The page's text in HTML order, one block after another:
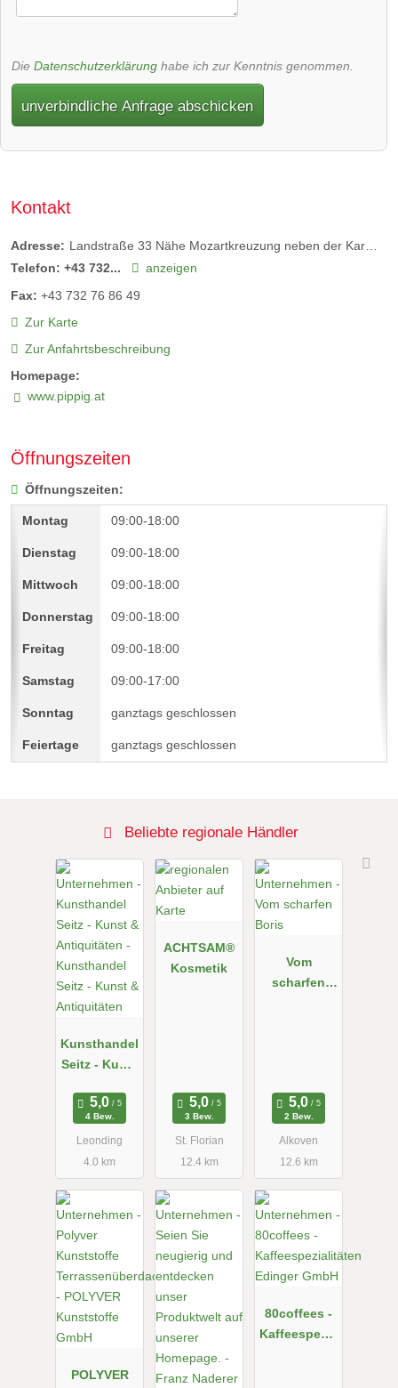
Die Datenschutzerklärung habe ich zur Kenntnis genommen.
unverbindliche Anfrage abschicken
Kontakt
Adresse:
Landstraße 33 Nähe Mozartkreuzung neben der Karmelitenkirche
Telefon: +43 732...
anzeigen
Fax: +43 732 76 86 49
Zur Karte
Zur Anfahrtsbeschreibung
Homepage:
www.pippig.at
Öffnungszeiten
Öffnungszeiten:
09:00-18:00
09:00-18:00
09:00-18:00
09:00-18:00
09:00-18:00
09:00-17:00
ganztags geschlossen
ganztags geschlossen
Beliebte regionale Händler
Kunsthandel
Seitz - Kunst
Antiquitäten
4 Bew.
Leonding
4.0 km
ACHTSAM®
Kosmetik
3 Bew.
St. Florian
12.4 km
Vom
scharfen
2 Bew.
Alkoven
12.6 km
POLYVER
80coffees -
Kaffeespezia